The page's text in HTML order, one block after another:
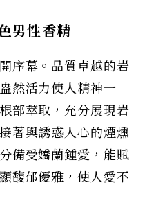
男性香精
序幕。品質卓越的岩
然活力使人精神一
部萃取，充分展現岩
著與誘惑人心的煙燻
備受嬌蘭鍾愛，能賦
馥郁優雅，使人愛不